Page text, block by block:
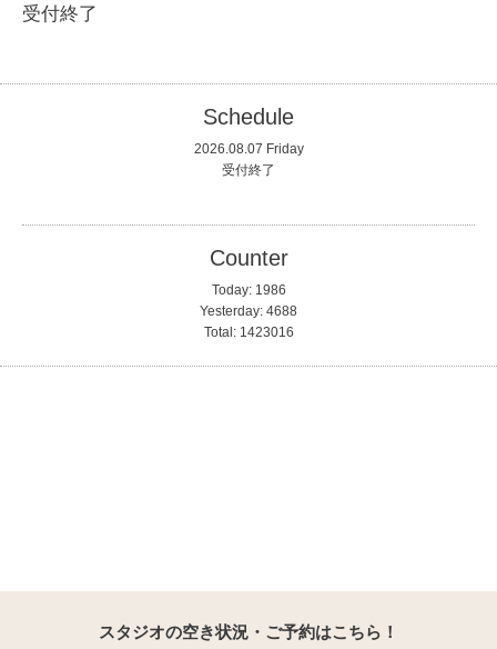
受付終了
Schedule
2026.08.07 Friday
受付終了
Counter
Today: 1986
Yesterday: 4688
Total: 1423016
スタジオの空き状況・ご予約はこちら！